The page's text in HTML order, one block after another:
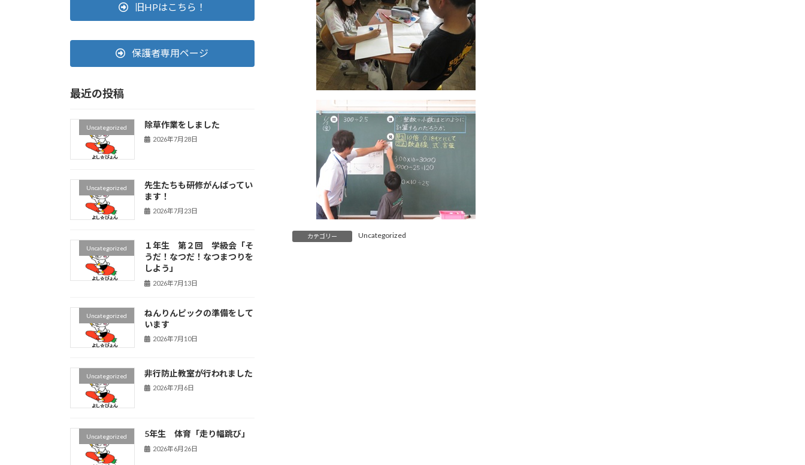
カテゴリー Uncategorized
旧HPはこちら！
保護者専用ページ
最近の投稿
Uncategorized 除草作業をしました
2026年7月28日
Uncategorized
先生たちも研修がんばってい
ます！
2026年7月23日
Uncategorized
１年生 第２回 学級会「そ
うだ！なつだ！なつまつりを
しよう」
2026年7月13日
Uncategorized
ねんりんピックの準備をして
います
2026年7月10日
Uncategorized 非行防止教室が行われました
2026年7月6日
Uncategorized 5年生 体育「走り幅跳び」
2026年6月26日